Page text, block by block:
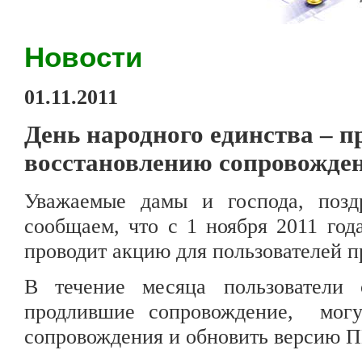
Новости
01.11.2011
День народного единства –
восстановлению
Уважаемые дамы и господа,
сообщаем, что с 1 ноября 2011
проводит акцию для пользователей
В течение месяца
продлившие сопровождение,
сопровождения и обновить версию